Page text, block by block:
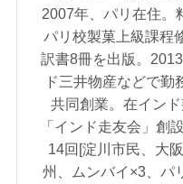
2007年、パリ在住。
パリ校製菓上級課程
訳書8冊を出版。
ド三井物産などで勤
共同創業。在イン
「インド走友会」創
14回[淀川市民、大
州、ムンバイ×3、パ